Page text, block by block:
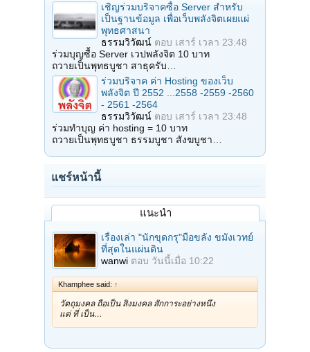
เชิญร่วมบริจาคซื้อ Server สำหรับ
เป็นฐานข้อมูล เพื่อเว็บพลังจิตเผยแผ่
พุทธศาสนา
ธรรมวิวัฒน์ ตอบ เสาร์ เวลา 23:48
ร่วมบุญซื้อ Server เวปพลังจิต 10 บาท
ถวายเป็นพุทธบูชา สาธุครับ…
ร่วมบริจาค ค่า Hosting ของเว็บ
พลังจิต ปี 2552 ...2558 -2559 -2560
- 2561 -2564
ธรรมวิวัฒน์ ตอบ เสาร์ เวลา 23:48
ร่วมทำบุญ ค่า hosting = 10 บาท
ถวายเป็นพุทธบูชา ธรรมบูชา สังฆบูชา…
แชร์หน้านี้
แนะนำ
เรื่องเล่า "นักขุดกรุ"มือขลัง ขมังเวทย์
ที่สุดในแผ่นดิน
wanwi ตอบ วันนี้เมื่อ 10:22
Khamphee said: ↑
วัตถุมงคล ถือเป็น สิ่งมงคล สักการะอย่างหนึ่ง
แต่ ที่ เป็น…